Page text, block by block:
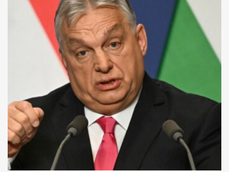
Hvg: a Schadl-ügy egyik
tanúja az Árpád hídi baleset
áldozata